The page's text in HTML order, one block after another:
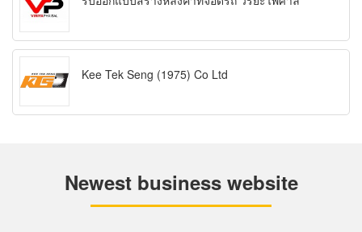
Kee Tek Seng (1975) Co Ltd
Newest business website